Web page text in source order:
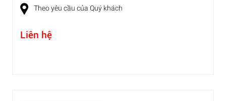
Theo yêu cầu của Quý khách
Liên hệ